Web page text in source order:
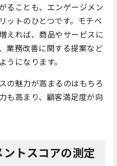
ることも、エンゲージメン
ットのひとつです。モチベ
えれば、商品やサービスに
業務改善に関する提案など
になります。
の魅力が高まるのはもちろ
も高まり、顧客満足度が向
トスコアの測定